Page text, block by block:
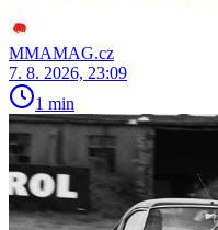
MMAMAG.cz
7. 8. 2026, 23:09
1 min